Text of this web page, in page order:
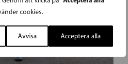
cookies.
Avvisa Acceptera alla